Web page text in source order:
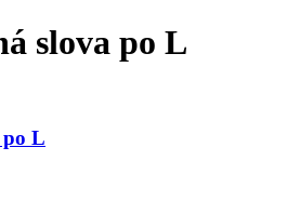
slova po L
po L